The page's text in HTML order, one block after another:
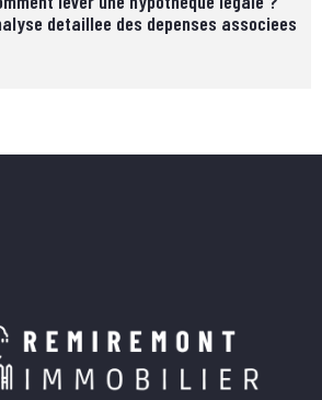
detaillee des depenses associees